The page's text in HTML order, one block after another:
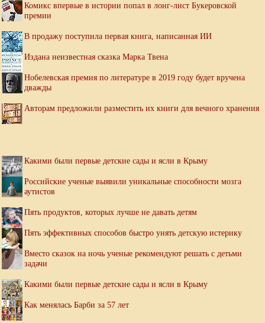
Комикс впервые в истории попал в лонг-лист Букеровской
премии
В продажу поступила первая книга, написанная ИИ
Издана неизвестная сказка Марка Твена
Нобелевская премия по литературе в 2019 году будет вручена
дважды
Авторам предложили разместить их книги для вечного хранения
Какими были первые детские сады и ясли в Крыму
Российские ученые выявили уникальные способности мозга
аутистов
Пять продуктов, которых лучше не давать детям
Пять эффективных способов быстро унять детскую истерику
Вместо сказок на ночь ученые рекомендуют решать с детьми
задачи
Какими были первые детские сады и ясли в Крыму
Как менялась Барби за 57 лет